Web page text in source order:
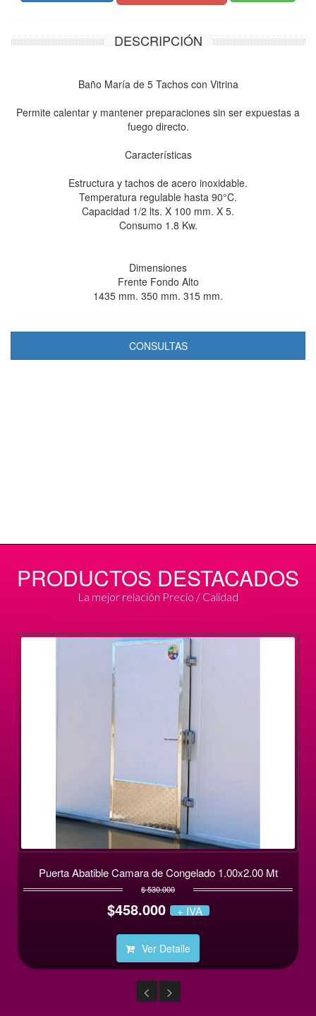
DESCRIPCIÓN
Baño María de 5 Tachos con Vitrina
Permite calentar y mantener preparaciones sin ser expuestas a
fuego directo.
Características
Estructura y tachos de acero inoxidable.
Temperatura regulable hasta 90°C.
Capacidad 1/2 lts. X 100 mm. X 5.
Consumo 1.8 Kw.
Dimensiones
Frente Fondo Alto
1435 mm. 350 mm. 315 mm.
CONSULTAS
PRODUCTOS DESTACADOS
La mejor relación Precio / Calidad
Puerta Abatible Camara de Congelado 1.00x2.00 Mt
$ 530.000
$458.000 + IVA
Ver Detalle